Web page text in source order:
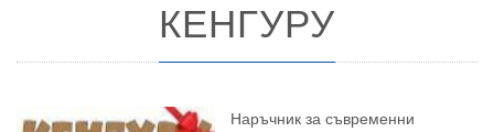
КЕНГУРУ
Наръчник за съвременни